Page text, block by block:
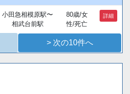
小田急相模原駅〜
相武台前駅
80歳/女
性/死亡
詳細
> 次の10件へ